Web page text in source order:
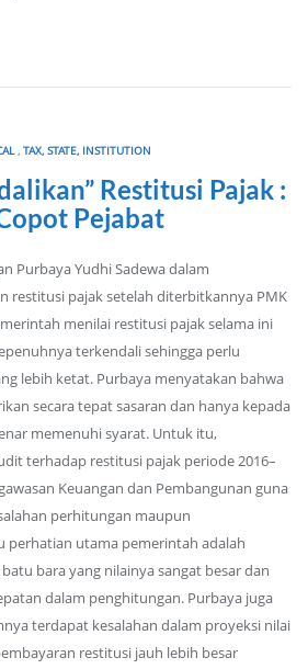
,TAX, STATE, INSTITUTION
Restitusi Pajak :
Pejabat
Purbaya Yudhi Sadewa dalam
restitusi pajak setelah diterbitkannya PMK
menilai restitusi pajak selama ini
terkendali sehingga perlu
lebih ketat. Purbaya menyatakan bahwa
secara tepat sasaran dan hanya kepada
memenuhi syarat. Untuk itu,
terhadap restitusi pajak periode 2016–
Keuangan dan Pembangunan guna
perhitungan maupun
perhatian utama pemerintah adalah
bara yang nilainya sangat besar dan
dalam penghitungan. Purbaya juga
terdapat kesalahan dalam proyeksi nilai
restitusi jauh lebih besar